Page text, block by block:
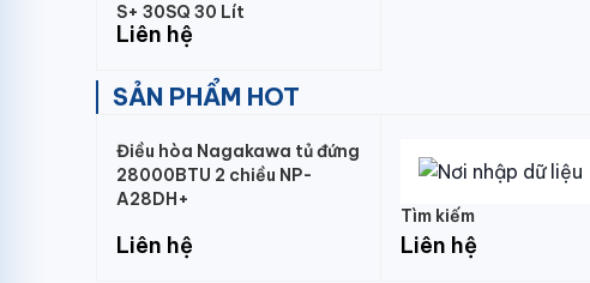
S+ 30SQ 30 Lít
Liên hệ
SẢN PHẨM HOT
Điều hòa Nagakawa tủ đứng
28000BTU 2 chiều NP-
A28DH+
Liên hệ
Tìm kiếm
Liên hệ